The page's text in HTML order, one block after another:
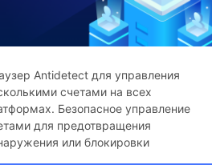
Antidetect для управления
счетами на всех
Безопасное управление
для предотвращения
или блокировки